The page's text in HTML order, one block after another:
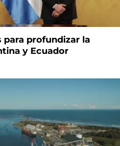
profundizar la
y Ecuador